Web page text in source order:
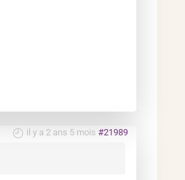
il y a 2 ans 5 mois #21989